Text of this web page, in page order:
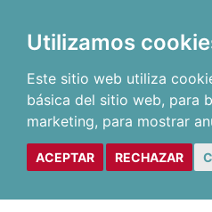
Utilizamos
Este sitio web utiliza
básica del sitio web, para
marketing, para mostrar
ACEPTAR RECHAZAR